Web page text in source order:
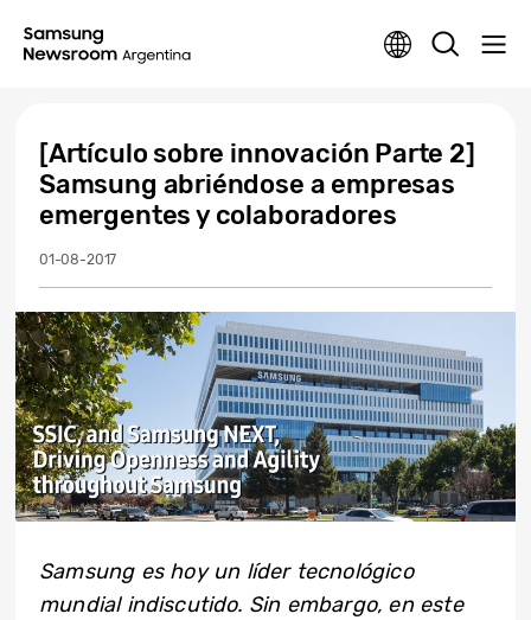
[Artículo sobre innovación Parte 2]
Samsung abriéndose a empresas
emergentes y colaboradores
01-08-2017
Samsung es hoy un líder tecnológico
mundial indiscutido. Sin embargo, en este